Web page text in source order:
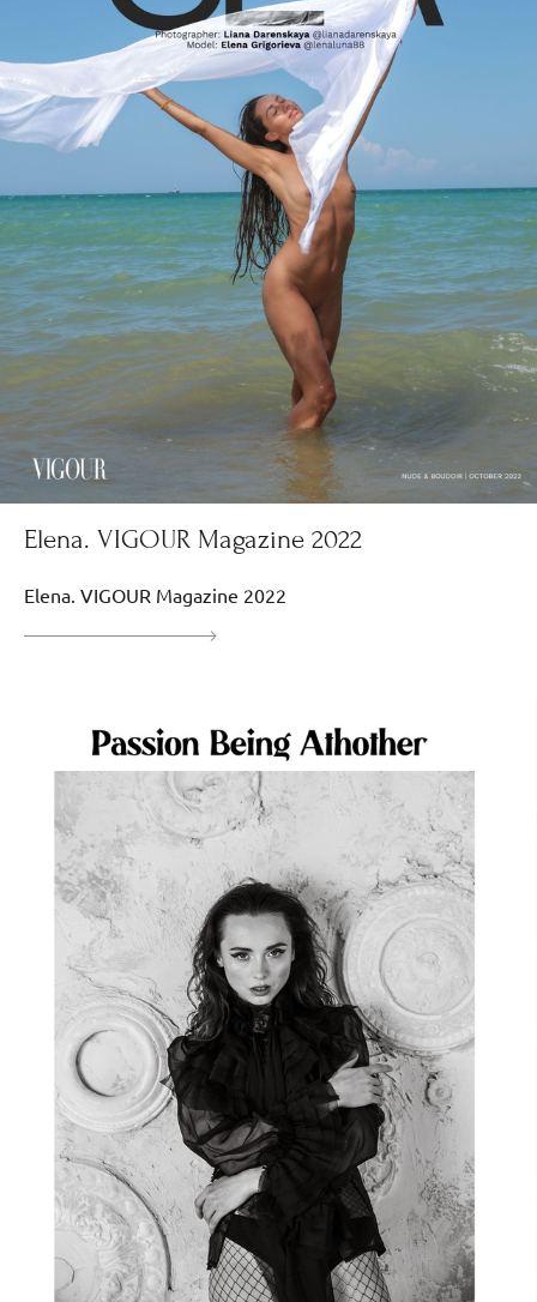
Elena. VIGOUR Magazine 2022
Elena. VIGOUR Magazine 2022